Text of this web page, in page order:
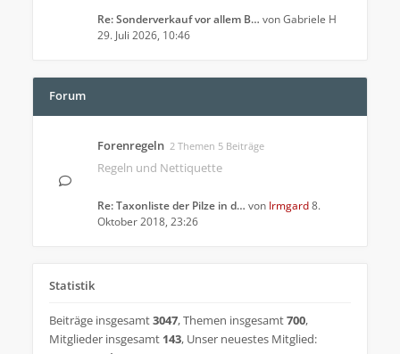
Re: Sonderverkauf vor allem B… vonGabriele H
29. Juli 2026, 10:46
Forum
Forenregeln 2 Themen 5 Beiträge
Regeln und Nettiquette
Re: Taxonliste der Pilze in d… von Irmgard8.
Oktober 2018, 23:26
Statistik
Beiträge insgesamt3047,Themen insgesamt700,
Mitglieder insgesamt 143, Unser neuestes Mitglied: